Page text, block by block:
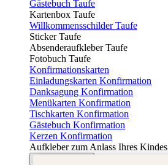
Gästebuch Taufe
Kartenbox Taufe
Willkommensschilder Taufe
Sticker Taufe
Absenderaufkleber Taufe
Fotobuch Taufe
Konfirmationskarten
Einladungskarten Konfirmation
Danksagung Konfirmation
Menükarten Konfirmation
Tischkarten Konfirmation
Gästebuch Konfirmation
Kerzen Konfirmation
Aufkleber zum Anlass Ihres Kindes